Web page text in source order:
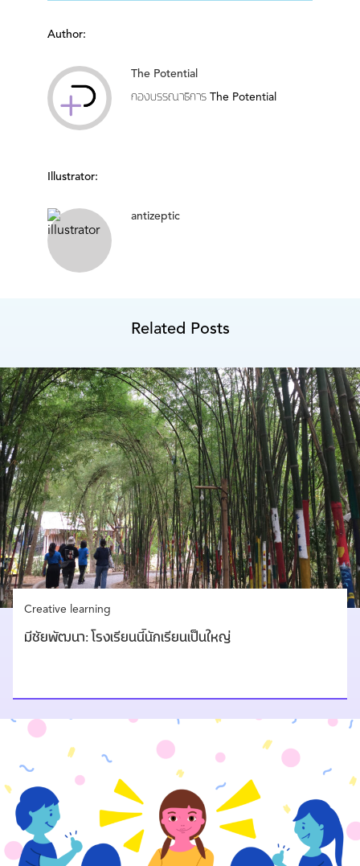
Author:
The Potential
กองบรรณาธิการ The Potential
Illustrator:
antizeptic
Related Posts
Creative learning
มีชัยพัฒนา: โรงเรียนนี้นักเรียนเป็นใหญ่